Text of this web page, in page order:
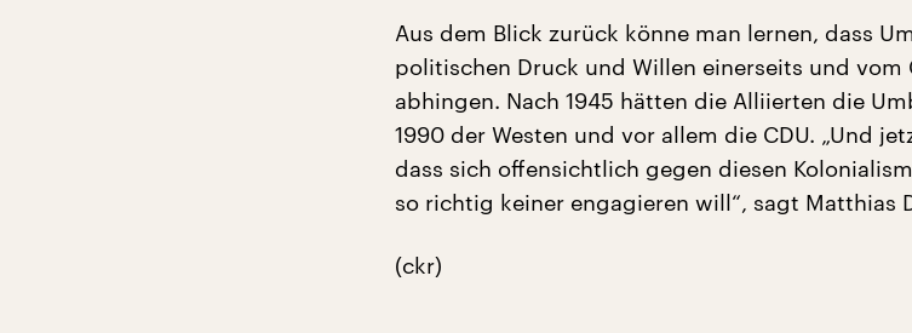
Aus dem Blick zurück könne man lernen, dass
politischen Druck und Willen einerseits und vom
abhingen. Nach 1945 hätten die Alliierten die
1990 der Westen und vor allem die CDU. „Und
dass sich offensichtlich gegen diesen
so richtig keiner engagieren will“, sagt Matthias
(ckr)